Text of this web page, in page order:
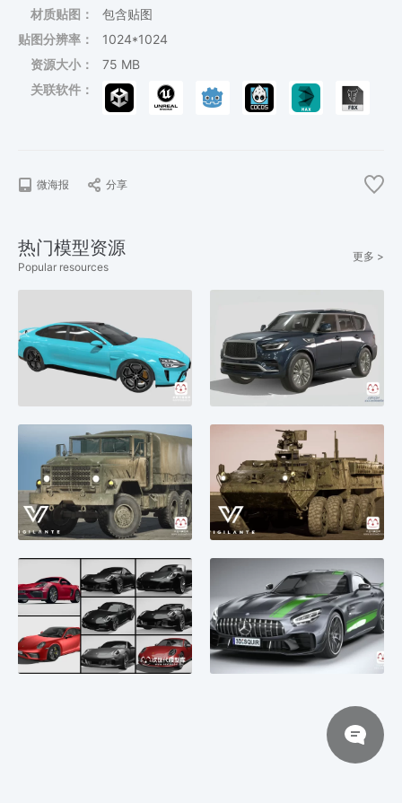
材质贴图：
包含贴图
贴图分辨率：
1024*1024
资源大小：
75 MB
关联软件：
微海报 分享
热门模型资源
Popular resources
更多 >